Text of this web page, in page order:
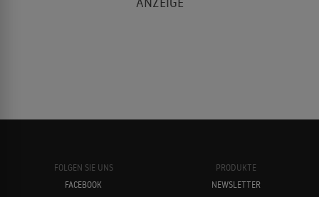
FOLGEN SIE UNS
FACEBOOK
PRODUKTE
NEWSLETTER